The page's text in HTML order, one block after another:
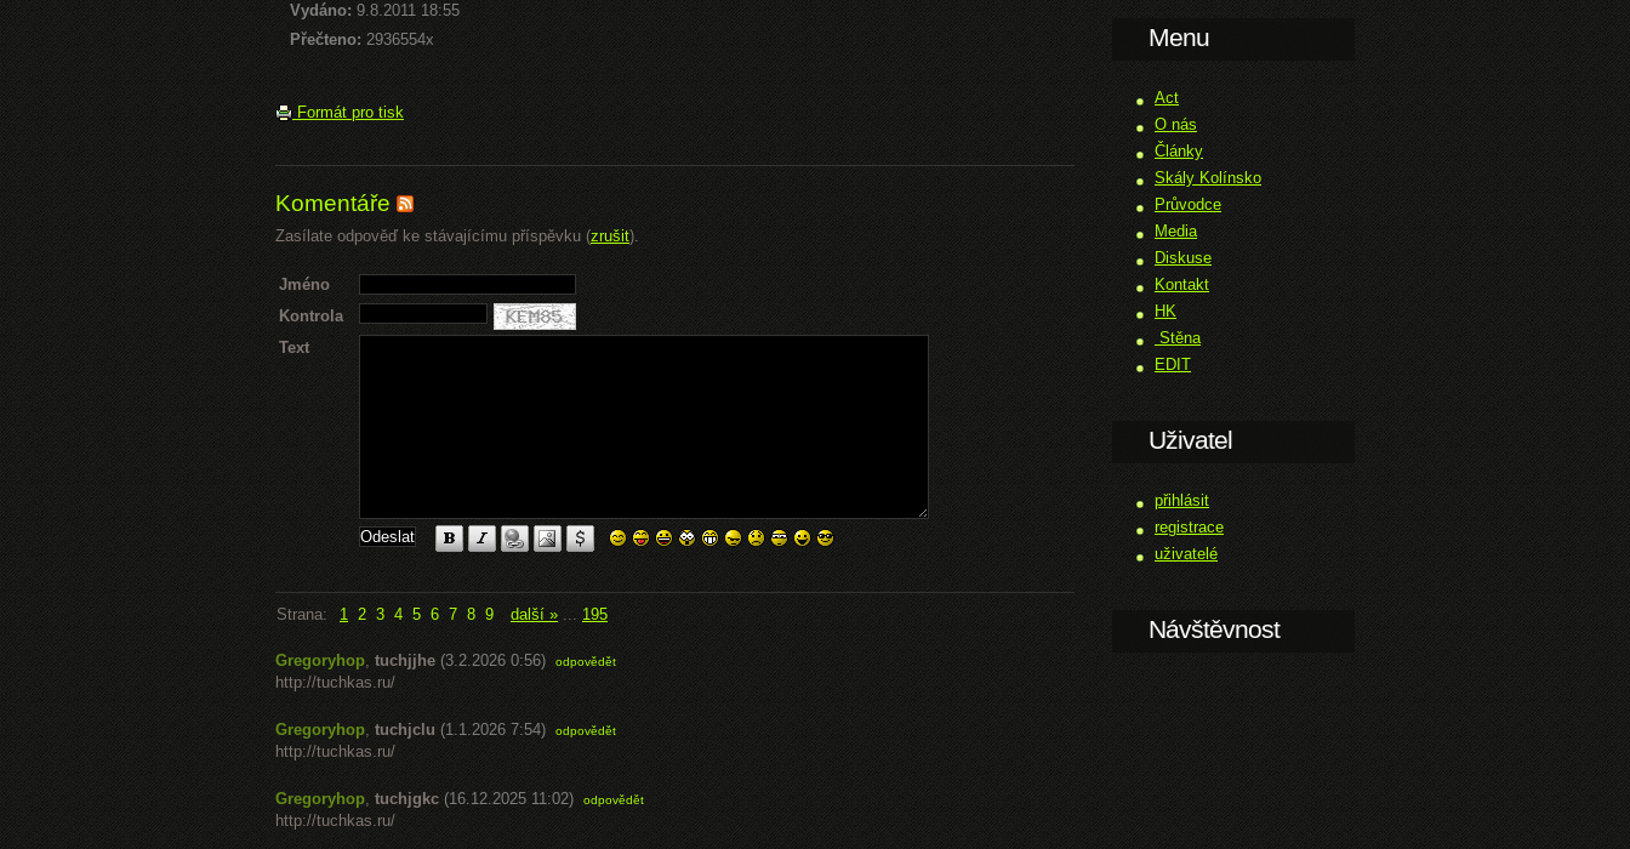
Vydáno: 9.8.2011 18:55
Přečteno: 2936554x
Formát pro tisk
Komentáře
Zasílate odpověď ke stávajícímu příspěvku (zrušit).
Jméno
Kontrola
Text
Strana: 1 2 3 4 5 6 7 8 9 další » ... 195
Gregoryhop, tuchjjhe (3.2.2026 0:56) odpovědět
http://tuchkas.ru/
Gregoryhop, tuchjclu (1.1.2026 7:54) odpovědět
http://tuchkas.ru/
Gregoryhop, tuchjgkc (16.12.2025 11:02) odpovědět
http://tuchkas.ru/
Menu
Act
O nás
Články
Skály Kolínsko
Průvodce
Media
Diskuse
Kontakt
HK
Stěna
EDIT
Uživatel
přihlásit
registrace
uživatelé
Návštěvnost